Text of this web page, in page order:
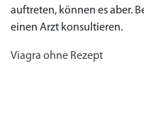
auftreten, können es aber.
einen Arzt konsultieren.
Viagra ohne Rezept